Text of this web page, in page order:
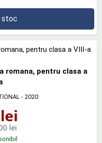
stoc
romana, pentru clasa a
- 2020
lei
lei